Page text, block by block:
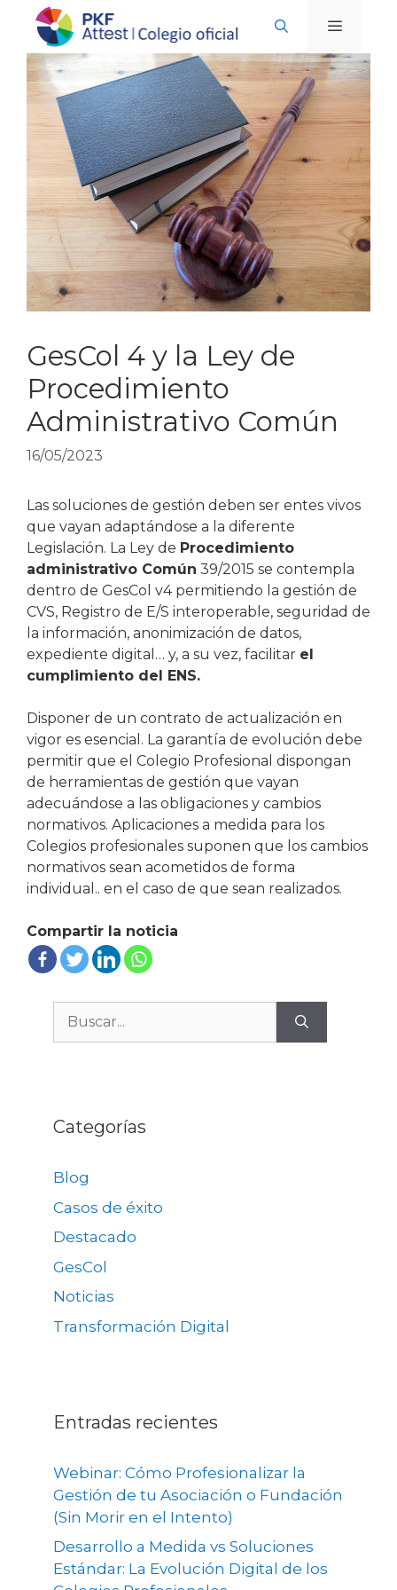
Saltar
contenido
MENÚ
GesCol 4 y la Ley de
Procedimiento
Administrativo Común
16/05/2023
Las soluciones de gestión deben ser entes vivos
que vayan adaptándose a la diferente
Legislación. La Ley de Procedimiento
administrativo Común 39/2015 se contempla
dentro de GesCol v4 permitiendo la gestión de
CVS, Registro de E/S interoperable, seguridad de
la información, anonimización de datos,
expediente digital… y, a su vez, facilitar el
cumplimiento del ENS.
Disponer de un contrato de actualización en
vigor es esencial. La garantía de evolución debe
permitir que el Colegio Profesional dispongan
de herramientas de gestión que vayan
adecuándose a las obligaciones y cambios
normativos. Aplicaciones a medida para los
Colegios profesionales suponen que los cambios
normativos sean acometidos de forma
individual.. en el caso de que sean realizados.
Compartir la noticia
Buscar:
Categorías
Blog
Casos de éxito
Destacado
GesCol
Noticias
Transformación Digital
Entradas recientes
Webinar: Cómo Profesionalizar la
Gestión de tu Asociación o Fundación
(Sin Morir en el Intento)
Desarrollo a Medida vs Soluciones
Estándar: La Evolución Digital de los